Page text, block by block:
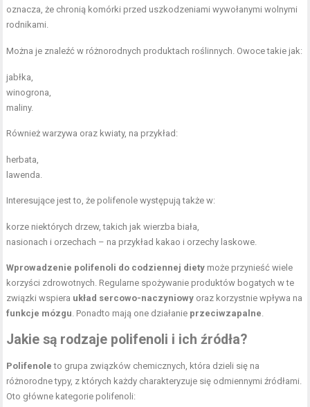
oznacza, że chronią komórki przed uszkodzeniami wywołanymi wolnymi
rodnikami.
Można je znaleźć w różnorodnych produktach roślinnych. Owoce takie jak:
jabłka,
winogrona,
maliny.
Również warzywa oraz kwiaty, na przykład:
herbata
lawenda
Interesujące jest to, że polifenole występują także w:
korze niektórych drzew, takich jak wierzba biała,
nasionach i orzechach – na przykład kakao i orzechy laskowe.
Wprowadzenie polifenoli do codziennej diety może przynieść wiele
korzyści zdrowotnych. Regularne spożywanie produktów bogatych w te
związki wspiera układ sercowo-naczyniowy oraz korzystnie wpływa na
funkcje mózgu . Ponadto mają one działanie przeciwzapalne
Jakie są rodzaje polifenoli i ich źródła?
Polifenole to grupa związków chemicznych, która dzieli się na
różnorodne typy, z których każdy charakteryzuje się odmiennymi źródłami.
Oto główne kategorie polifenoli: